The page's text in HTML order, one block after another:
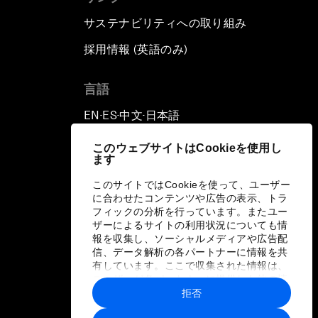
このウェブサイトはCookieを使用し
ます
このサイトではCookieを使って、ユーザー
に合わせたコンテンツや広告の表示、トラ
フィックの分析を行っています。またユー
ザーによるサイトの利用状況についても情
報を収集し、ソーシャルメディアや広告配
信、データ解析の各パートナーに情報を共
有しています。ここで収集された情報は、
ユーザーが各パートナーに提供した他の情
報や各パートナーのサービスを使用した際
に収集された情報と組み合わされ、各パー
拒否
サステナビリティへの取り組み
採用情報 (英語のみ)
言語
EN ▪ ES▪中文▪ 日本語